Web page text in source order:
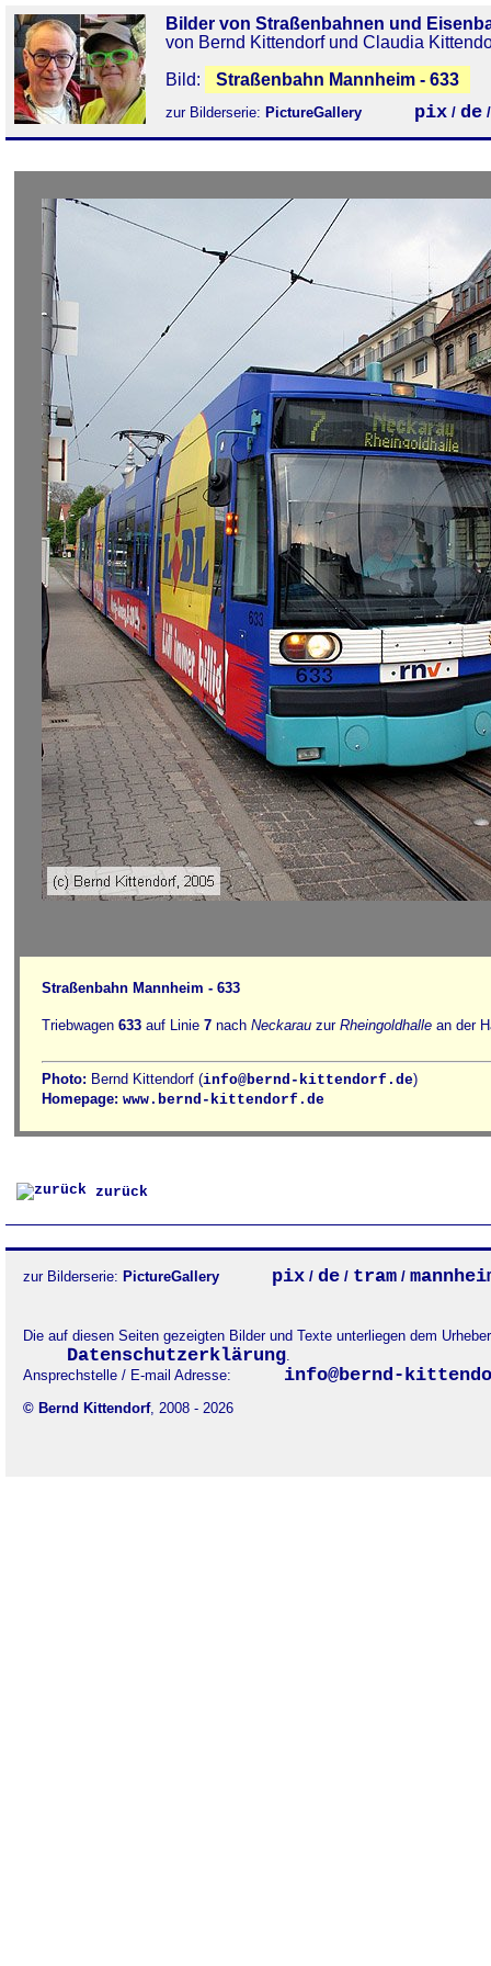
Bilder von Straßenbahnen und
von Bernd Kittendorf und Claudia
Bild:
Straßenbahn Mannheim - 633
zur Bilderserie: PictureGallery pix / de
Straßenbahn Mannheim - 633
Triebwagen 633 auf Linie 7 nach Neckarau zur Rheingoldhalle an der
Photo: Bernd Kittendorf (info@bernd-kittendorf.de)
Homepage: www.bernd-kittendorf.de
zurück
zur Bilderserie: PictureGallery pix / de / tram /
Die auf diesen Seiten gezeigten Bilder und Texte unterliegen dem
Datenschutzerklärung.
Ansprechstelle / E-mail Adresse:
info@bernd-
© Bernd Kittendorf, 2008 - 2026